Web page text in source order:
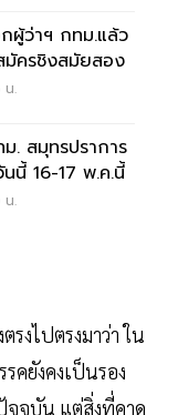
ผู้ว่าฯ กทม.แล้ว
ครชิงสมัยสอง
น.
. สมุทรปราการ
นี้ 16-17 พ.ค.นี้
น.
งไปตรงมาว่า ใน
คยังคงเป็นรอง
จุบัน แต่สิ่งที่คาด